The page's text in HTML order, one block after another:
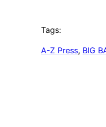
Tags:
A-Z Press, BIG